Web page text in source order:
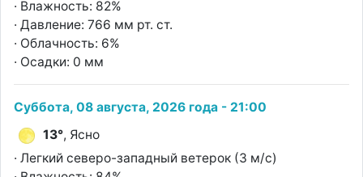
· Влажность: 82%
· Давление: 766 мм рт. ст.
· Облачность: 6%
· Осадки: 0 мм
Суббота, 08 августа, 2026 года - 21:00
13°, Ясно
· Легкий северо-западный ветерок (3 м/с)